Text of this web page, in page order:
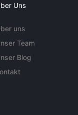
Uns
uns
Team
Blog